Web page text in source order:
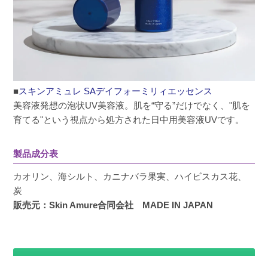
■スキンアミュレ SAデイフォーミリィエッセンス
美容液発想の泡状UV美容液。肌を“守る”だけでなく、"肌を
育てる"という視点から処方された日中用美容液UVです。
製品成分表
カオリン、海シルト、カニナバラ果実、ハイビスカス花、
炭
販売元：Skin Amure合同会社 MADE IN JAPAN